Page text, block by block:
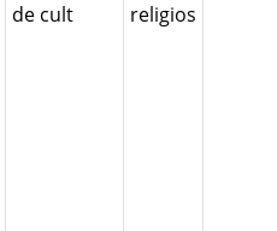
de cult
religios